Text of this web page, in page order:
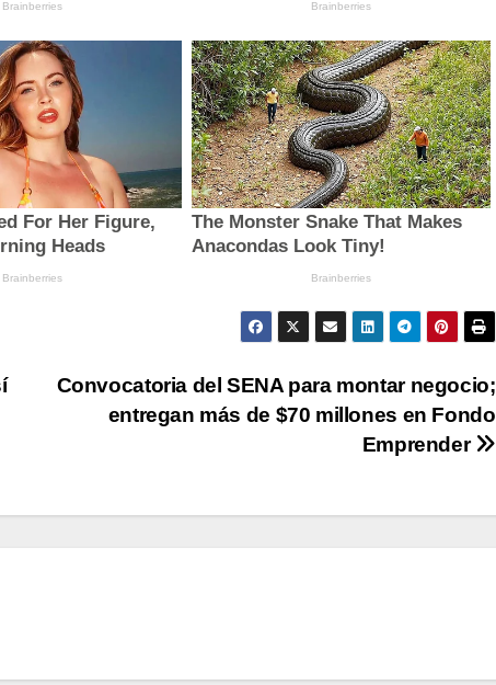
Convocatoria del SENA para montar negocio;
entregan más de $70 millones en Fondo
Emprender